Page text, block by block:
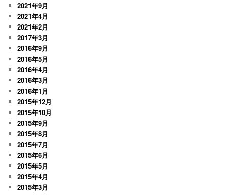
2021年9月
2021年4月
2021年2月
2017年3月
2016年9月
2016年5月
2016年4月
2016年3月
2016年1月
2015年12月
2015年10月
2015年9月
2015年8月
2015年7月
2015年6月
2015年5月
2015年4月
2015年3月